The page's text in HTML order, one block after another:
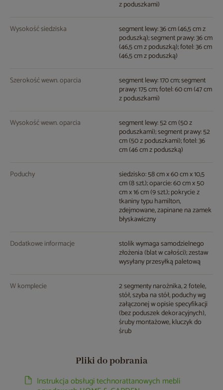
z poduszkami)
Wysokość siedziska segment lewy: 36 cm (46,5 cm z
poduszką); segment prawy: 36 cm
(46,5 cm z poduszką); fotel: 36 cm
(46,5 cm z poduszką)
Szerokość wewn. oparcia segment lewy: 170 cm; segment
prawy: 175 cm; fotel: 60 cm (47 cm
z poduszkami)
Wysokość wewn. oparcia segment lewy: 52 cm (50 z
poduszkami); segment prawy: 52
cm (50 z poduszkami); fotel: 36
cm (46 cm z poduszką)
Poduchy siedzisko: 58 cm x 60 cm x 10,5
cm (8 szt.); oparcie: 60 cm x 50
cm x 16 cm (9 szt.); pokrycie z
tkaniny typu hamilton,
zdejmowane, zapinane na zamek
błyskawiczny
Dodatkowe informacje stolik wymaga samodzielnego
złożenia (blat w całości); zestaw
wysyłany przesyłką paletową
W komplecie 2 segmenty narożnika, 2 fotele,
stół, szyba na stół, poduchy wg
załączonej w opisie specyfikacji
(bez poduszek dekoracyjnych),
śruby montażowe, kluczyk do
śrub
Pliki do pobrania
Instrukcja obsługi technorattanowych mebli